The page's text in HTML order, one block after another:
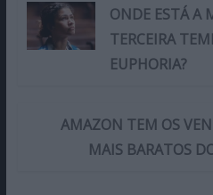
ONDE ESTÁ A
TERCEIRA
EUPHORIA?
AMAZON TEM OS
MAIS BARATOS